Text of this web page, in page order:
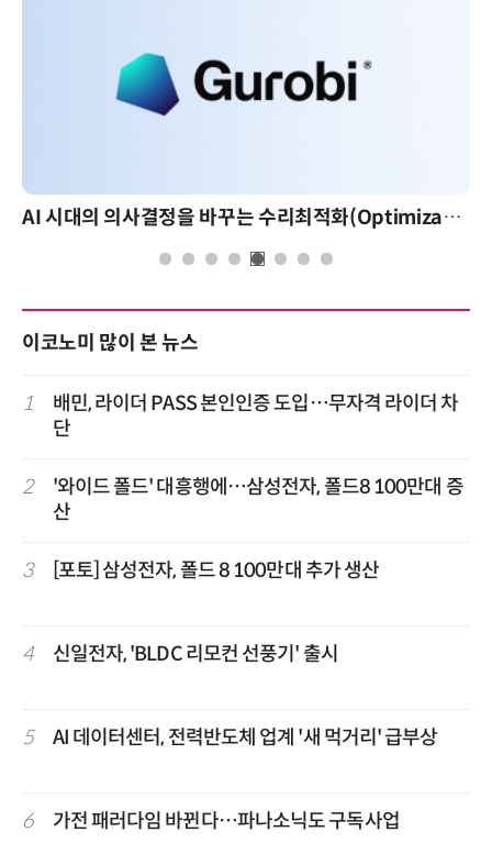
AI 시대의 의사결정을 바꾸는 수리최적화(Optimization): 실제 산업 적용 사례와 활용 전략
이코노미 많이 본 뉴스
1
배민, 라이더 PASS 본인인증 도입…무자격 라이더 차
단
2
'와이드 폴드' 대흥행에…삼성전자, 폴드8 100만대 증
산
3 [포토] 삼성전자, 폴드 8 100만대 추가 생산
4 신일전자, 'BLDC 리모컨 선풍기' 출시
5 AI 데이터센터, 전력반도체 업계 '새 먹거리' 급부상
6 가전 패러다임 바뀐다…파나소닉도 구독사업